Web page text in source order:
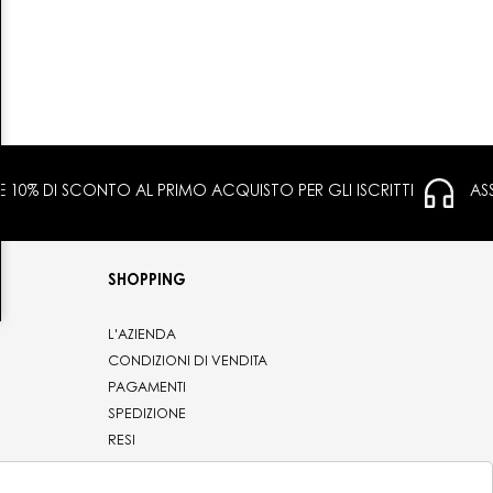
E 10% DI SCONTO AL PRIMO ACQUISTO PER GLI ISCRITTI
SHOPPING
L'AZIENDA
CONDIZIONI DI VENDITA
PAGAMENTI
SPEDIZIONE
RESI